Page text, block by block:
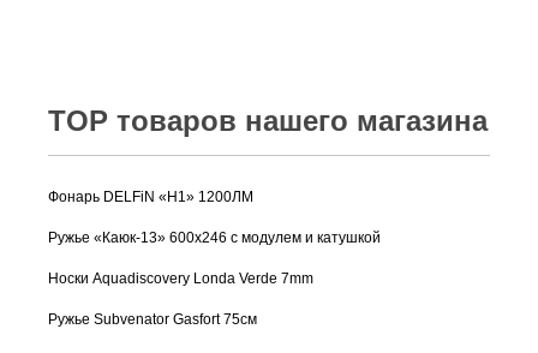
TOP товаров нашего магазина
Фонарь DELFiN «H1» 1200ЛМ
Ружье «Каюк-13» 600х246 с модулем и катушкой
Носки Aquadiscovery Londa Verde 7mm
Ружье Subvenator Gasfort 75см